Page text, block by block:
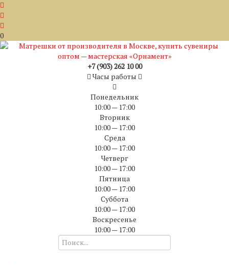
0
+7 (903) 262 10 00
Часы работы
Понедельник
10:00 — 17:00
Вторник
10:00 — 17:00
Среда
10:00 — 17:00
Четверг
10:00 — 17:00
Пятница
10:00 — 17:00
Суббота
10:00 — 17:00
Воскресенье
10:00 — 17:00